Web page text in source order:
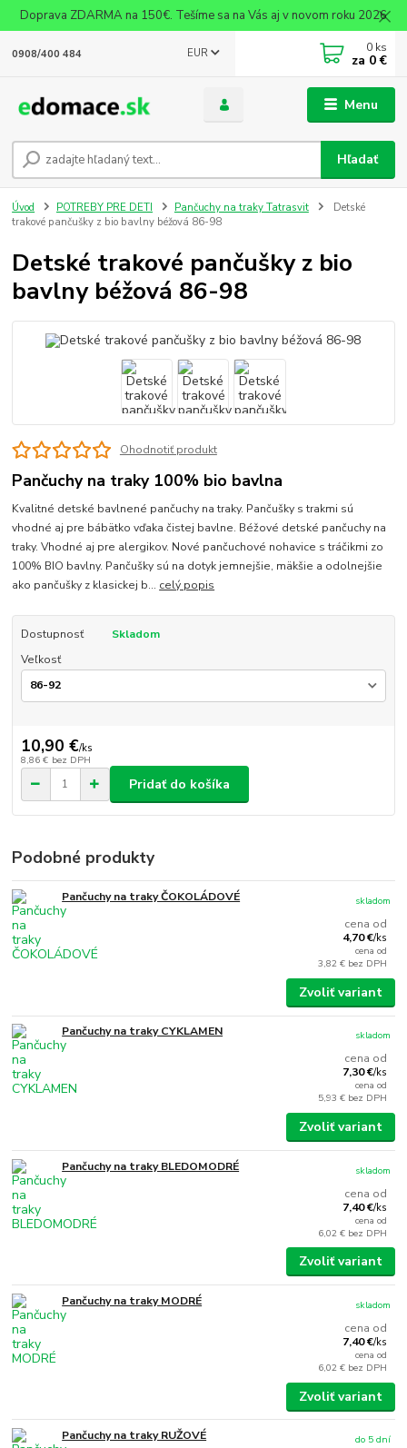
Doprava ZDARMA na 150€. Tešíme sa na Vás aj v novom roku 2026
Menu
EUR
Hľadať
0908/400 484 0 ks
za 0 €
Úvod POTREBY PRE DETI Pančuchy na traky Tatrasvit
Detské
trakové pančušky z bio bavlny béžová 86-98
Detské trakové pančušky z bio
bavlny béžová 86-98
Ohodnotiť produkt
Pančuchy na traky 100% bio bavlna
Kvalitné detské bavlnené pančuchy na traky. Pančušky s trakmi sú
vhodné aj pre bábätko vďaka čistej bavlne. Béžové detské pančuchy na
traky. Vhodné aj pre alergikov. Nové pančuchové nohavice s tráčikmi zo
100% BIO bavlny. Pančušky sú na dotyk jemnejšie, mäkšie a odolnejšie
ako pančušky z klasickej b... celý popis
Dostupnosť
Skladom
Veľkosť
10,90 €/ks
8,86 € bez DPH
Pridať do košíka
Podobné produkty
Pančuchy na traky ČOKOLÁDOVÉ
cena od
4,70 €/ks
cena od
3,82 € bez DPH
skladom
Zvoliť variant
Pančuchy na traky CYKLAMEN
cena od
7,30 €/ks
cena od
5,93 € bez DPH
skladom
Zvoliť variant
Pančuchy na traky BLEDOMODRÉ
cena od
7,40 €/ks
cena od
6,02 € bez DPH
skladom
Zvoliť variant
Pančuchy na traky MODRÉ
cena od
7,40 €/ks
cena od
6,02 € bez DPH
skladom
Zvoliť variant
Pančuchy na traky RUŽOVÉ
do 5 dní